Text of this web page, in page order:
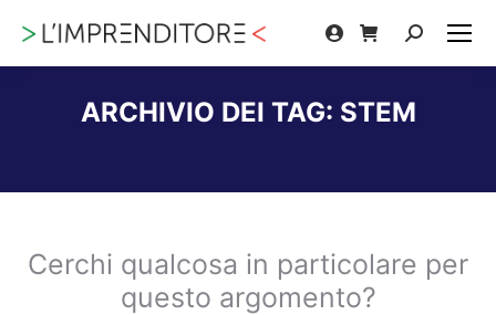
Cerca:
ARCHIVIO DEI TAG: STEM
Cerchi qualcosa in particolare per
questo argomento?